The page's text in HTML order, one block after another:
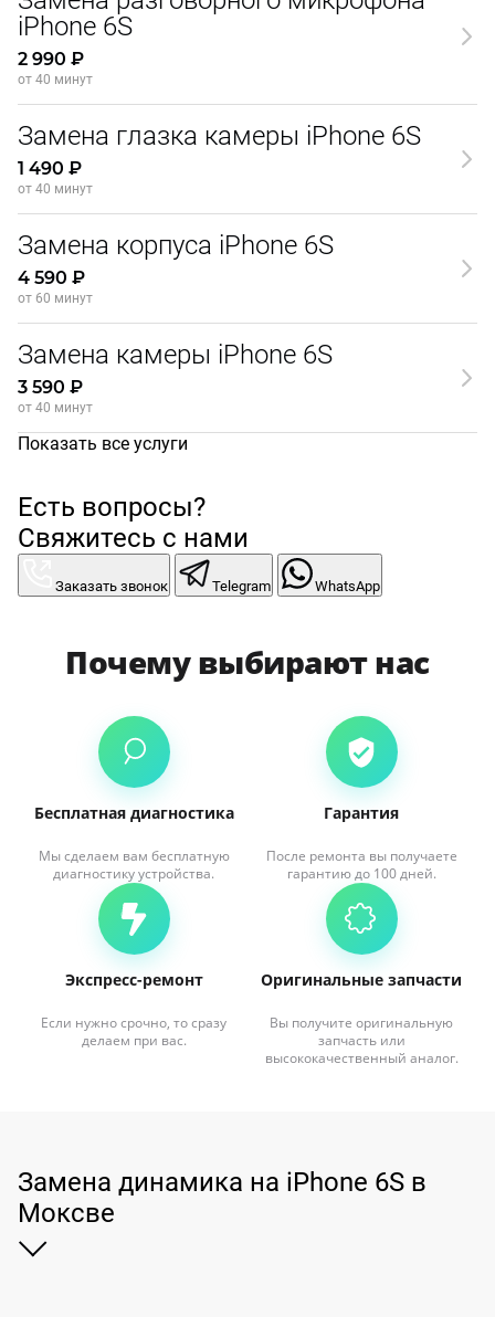
iPhone 6S
2 990 ₽
от 40 минут
Замена глазка камеры iPhone 6S
1 490 ₽
от 40 минут
Замена корпуса iPhone 6S
4 590 ₽
от 60 минут
Замена камеры iPhone 6S
3 590 ₽
от 40 минут
Показать все услуги
Есть вопросы?
Свяжитесь с нами
Заказать звонок Telegram WhatsApp
Почему выбирают нас
Бесплатная диагностика
Мы сделаем вам бесплатную
диагностику устройства.
Гарантия
После ремонта вы получаете
гарантию до 100 дней.
Экспресс-ремонт
Если нужно срочно, то сразу
делаем при вас.
Оригинальные запчасти
Вы получите оригинальную
запчасть или
высококачественный аналог.
Замена динамика на iPhone 6S в
Моксве